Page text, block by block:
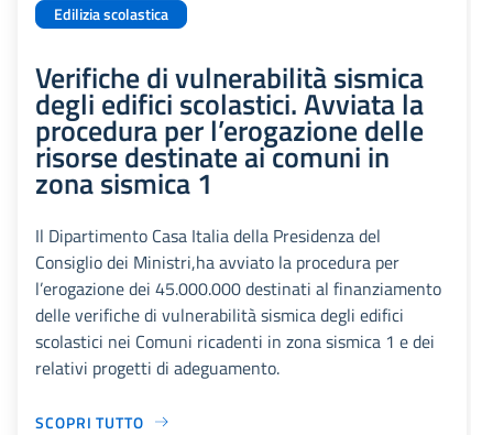
Edilizia scolastica
Verifiche di vulnerabilità sismica
degli edifici scolastici. Avviata la
procedura per l’erogazione delle
risorse destinate ai comuni in
zona sismica 1
Il Dipartimento Casa Italia della Presidenza del
Consiglio dei Ministri,ha avviato la procedura per
l’erogazione dei 45.000.000 destinati al finanziamento
delle verifiche di vulnerabilità sismica degli edifici
scolastici nei Comuni ricadenti in zona sismica 1 e dei
relativi progetti di adeguamento.
SCOPRI TUTTO